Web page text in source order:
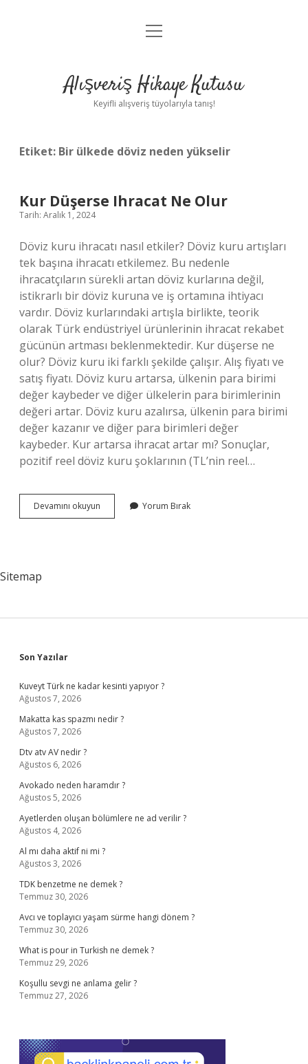
Anasayfa
Yasal Uyarı
menüyü
Alışveriş Hikaye Kutusu
Keyifli alışveriş tüyolarıyla tanış!
Etiket: Bir ülkede döviz neden yükselir
Kur Düşerse Ihracat Ne Olur
Tarih: Aralık 1, 2024
Döviz kuru ihracatı nasıl etkiler? Döviz kuru artışları
tek başına ihracatı etkilemez. Bu nedenle
ihracatçıların sürekli artan döviz kurlarına değil,
istikrarlı bir döviz kuruna ve iş ortamına ihtiyacı
vardır. Döviz kurlarındaki artışla birlikte, teorik
olarak Türk endüstriyel ürünlerinin ihracat rekabet
gücünün artması beklenmektedir. Kur düşerse ne
olur? Döviz kuru iki farklı şekilde çalışır. Alış fiyatı ve
satış fiyatı. Döviz kuru artarsa, ülkenin para birimi
değer kaybeder ve diğer ülkelerin para birimlerinin
değeri artar. Döviz kuru azalırsa, ülkenin para birimi
değer kazanır ve diğer para birimleri değer
kaybeder. Kur artarsa ihracat artar mı? Sonuçlar,
pozitif reel döviz kuru şoklarının (TL’nin reel…
Devamını okuyun
Düşerse
Yorum Bırak
Sitemap
Sidebar
Son Yazılar
Kuveyt Türk ne kadar kesinti yapıyor ?
Ağustos 7, 2026
Makatta kas spazmı nedir ?
Ağustos 7, 2026
Dtv atv AV nedir ?
Ağustos 6, 2026
Avokado neden haramdır ?
Ağustos 5, 2026
Ayetlerden oluşan bölümlere ne ad verilir ?
Ağustos 4, 2026
Al mı daha aktif ni mi ?
Ağustos 3, 2026
TDK benzetme ne demek ?
Temmuz 30, 2026
Avcı ve toplayıcı yaşam sürme hangi dönem ?
Temmuz 30, 2026
What is pour in Turkish ne demek ?
Temmuz 29, 2026
Koşullu sevgi ne anlama gelir ?
Temmuz 27, 2026